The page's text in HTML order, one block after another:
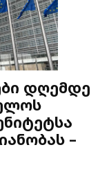
დღემდე
–